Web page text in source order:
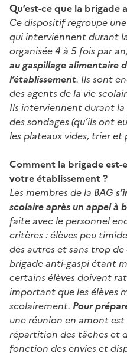
Qu’est-ce que la brigade
Ce dispositif regroupe une
qui interviennent durant
organisée 4 à 5 fois par
au gaspillage alimentaire
l’établissement. Ils sont
des agents de la vie
Ils interviennent durant la
des sondages (qu’ils ont
les plateaux vides, trier et
Comment la brigade est-
votre établissement ?
Les membres de la BAG
scolaire après un appel à
faite avec le personnel
critères : élèves peu
des autres et sans trop
brigade anti-gaspi étant
certains élèves doivent
important que les élèves
scolairement. Pour
une réunion en amont
répartition des tâches et
fonction des envies et